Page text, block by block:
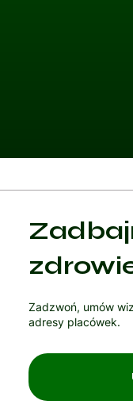
Zadzwoń, umów
adresy placówek.